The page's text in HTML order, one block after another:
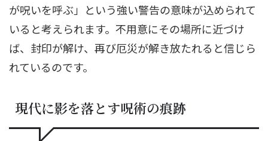
が呪いを呼ぶ」という強い警告の意味が込められて
いると考えられます。不用意にその場所に近づけ
ば、封印が解け、再び厄災が解き放たれると信じら
れているのです。
現代に影を落とす呪術の痕跡